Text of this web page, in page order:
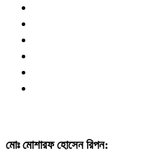
মোঃ মোশারফ হোসেন রিপন: